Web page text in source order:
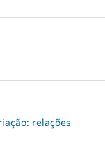
relações